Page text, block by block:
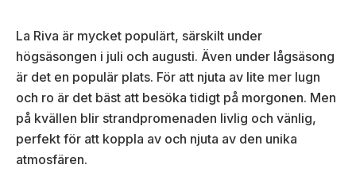
La Riva är mycket populärt, särskilt under
högsäsongen i juli och augusti. Även under lågsäsong
är det en populär plats. För att njuta av lite mer lugn
och ro är det bäst att besöka tidigt på morgonen. Men
på kvällen blir strandpromenaden livlig och vänlig,
perfekt för att koppla av och njuta av den unika
atmosfären.